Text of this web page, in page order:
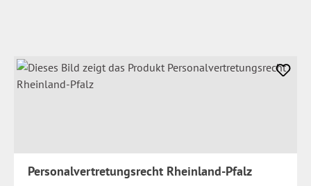
Personalvertretungsrecht Rheinland-Pfalz